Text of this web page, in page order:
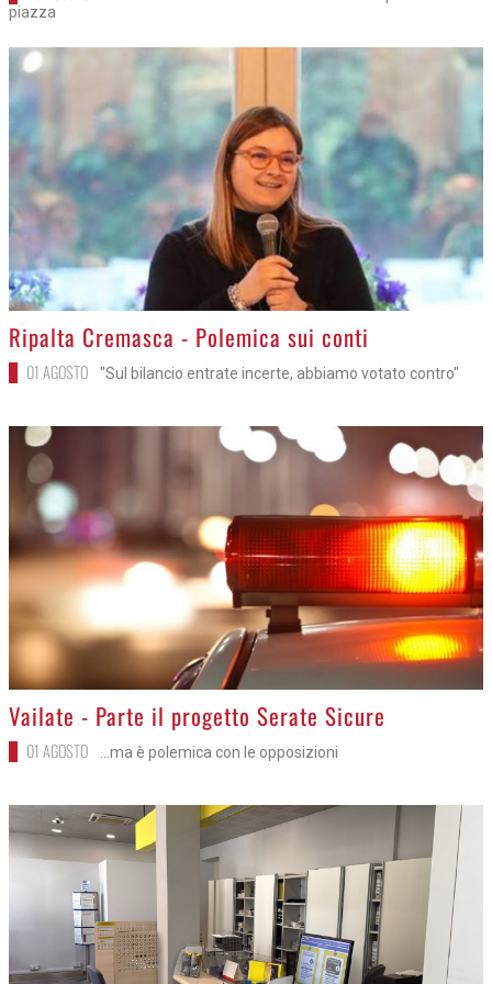
piazza
>
Ripalta Cremasca - Polemica sui conti
01 AGOSTO "Sul bilancio entrate incerte, abbiamo votato contro"
>
Vailate - Parte il progetto Serate Sicure
01 AGOSTO ...ma è polemica con le opposizioni